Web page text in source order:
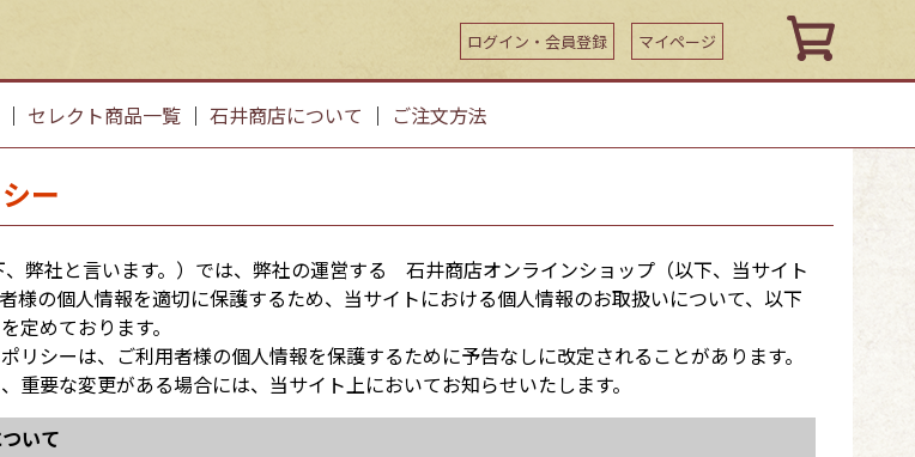
ログイン・会員登録 マイページ
｜ セレクト商品一覧 ｜ 石井商店について ｜ ご注文方法
ー
弊社と言います。）では、弊社の運営する 石井商店オンラインショップ（以下、当サイト
様の個人情報を適切に保護するため、当サイトにおける個人情報のお取扱いについて、以下
定めております。
リシーは、ご利用者様の個人情報を保護するために予告なしに改定されることがあります。
重要な変更がある場合には、当サイト上においてお知らせいたします。
いて